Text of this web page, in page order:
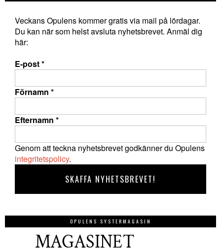
Veckans Opulens kommer gratis via mail på lördagar.
Du kan när som helst avsluta nyhetsbrevet. Anmäl dig
här:
E-post*
Förnamn *
Efternamn *
Genom att teckna nyhetsbrevet godkänner du Opulens
integritetspolicy.
OPULENS SYSTERMAGASIN